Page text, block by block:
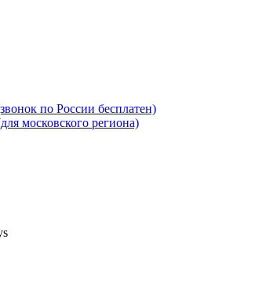
по России бесплатен)
московского региона)